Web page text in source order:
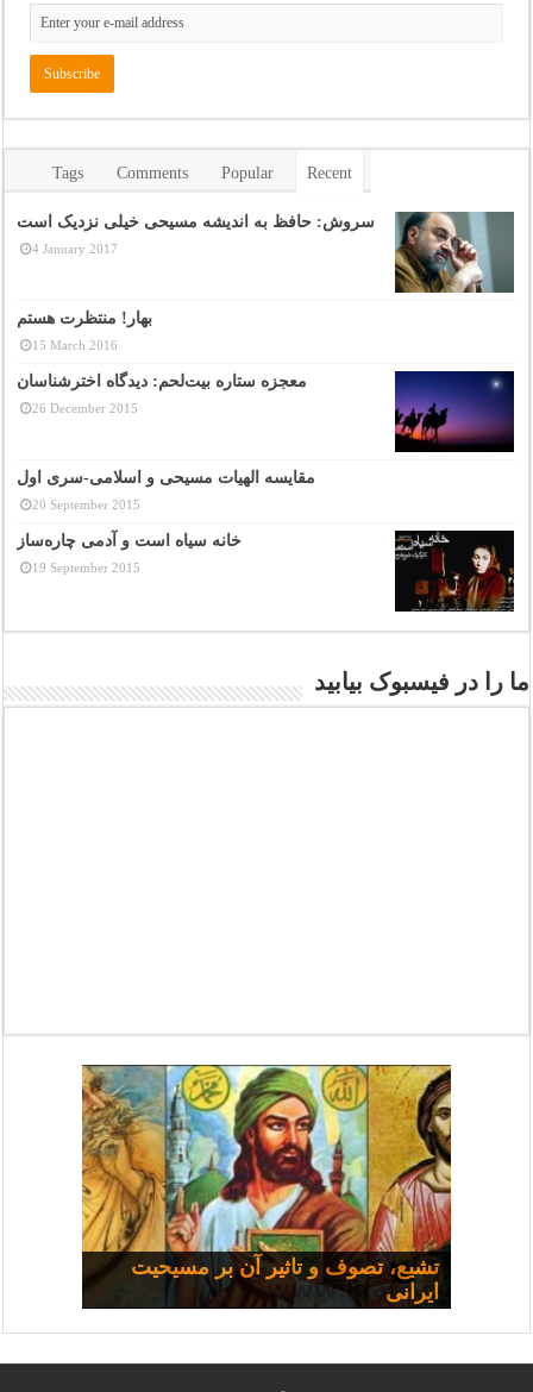
Recent
Popular
Comments
Tags
سروش: حافظ به اندیشه مسیحی خیلی نزدیک است
4 January 2017
بهار! منتظرت هستم
15 March 2016
معجزه ستاره بیت‌لحم: دیدگاه اخترشناسان
26 December 2015
مقایسه الهیات مسیحی و اسلامی-سری اول
20 September 2015
خانه سیاه است و آدمی چاره‌ساز
19 September 2015
ما را در فیسبوک بیابید
تشیع، تصوف و تاثیر آن بر مسیحیت
ایرانی
چرا همه شفا نمی‌یابند؟
مسیحی و سیاست: مجموعه
سخنرانی‌ها